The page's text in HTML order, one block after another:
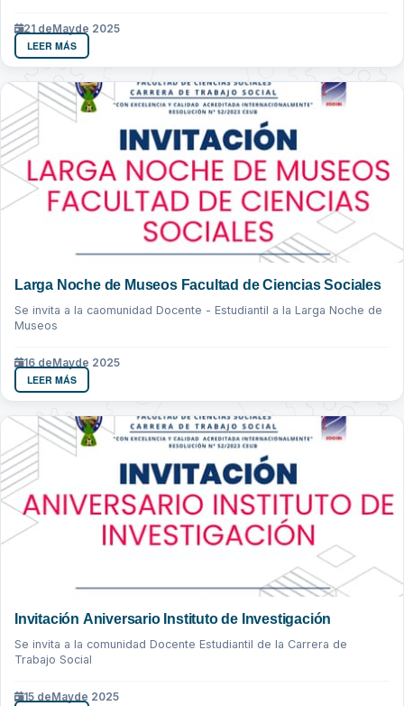
21 deMayde 2025
LEER MÁS
Larga Noche de Museos Facultad de Ciencias Sociales
Se invita a la caomunidad Docente - Estudiantil a la Larga Noche de
Museos
16 deMayde 2025
LEER MÁS
Invitación Aniversario Instituto de Investigación
Se invita a la comunidad Docente Estudiantil de la Carrera de
Trabajo Social
15 deMayde 2025